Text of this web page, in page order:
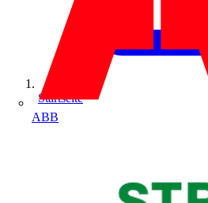
ABB
Startseite